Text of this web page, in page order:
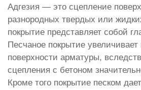
Адгезия — это сцепление
разнородных твердых или
покрытие представляет собой
Песчаное покрытие
поверхности арматуры,
сцепления с бетоном
Кроме того покрытие песком